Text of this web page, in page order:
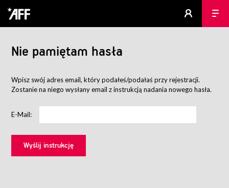
Nie pamiętam hasła
Wpisz swój adres email, który podałeś/podałaś przy rejestracji.
Zostanie na niego wysłany email z instrukcją nadania nowego hasła.
E-Mail: